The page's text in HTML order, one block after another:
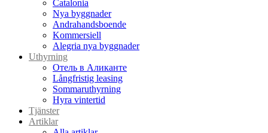
Catalonia
Nya byggnader
Andrahandsboende
Kommersiell
Alegria nya byggnader
Uthyrning
Отель в Аликанте
Långfristig leasing
Sommaruthyrning
Hyra vintertid
Tjänster
Artiklar